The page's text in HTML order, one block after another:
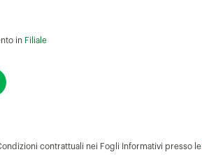
in Filiale
contrattuali nei Fogli Informativi presso le